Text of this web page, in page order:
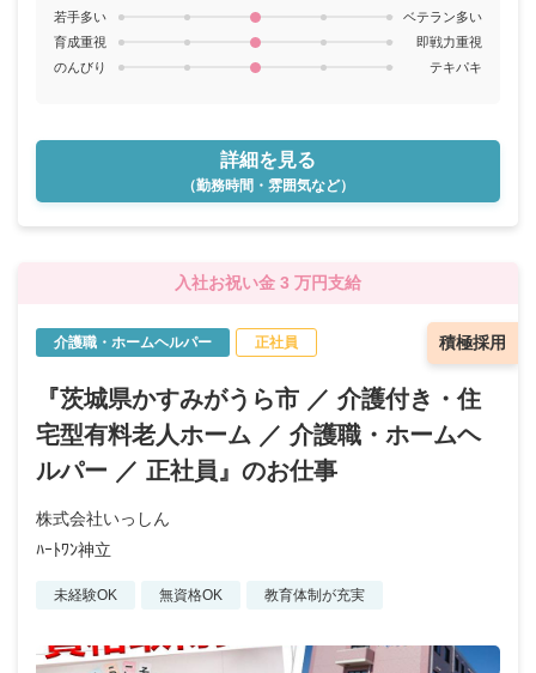
若手多い
ベテラン多い
育成重視
即戦力重視
のんびり
テキパキ
詳細を見る
（勤務時間・雰囲気など）
入社お祝い金 3 万円支給
積極採用
介護職・ホームヘルパー 正社員
『茨城県かすみがうら市 ／ 介護付き・住
宅型有料老人ホーム ／ 介護職・ホームヘ
ルパー ／ 正社員』のお仕事
株式会社いっしん
ﾊｰﾄﾜﾝ神立
未経験OK 無資格OK 教育体制が充実